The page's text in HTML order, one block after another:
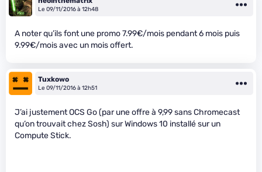
Le 09/11/2016 à 12h48
A noter qu’ils font une promo 7.99€/mois pendant 6 mois puis
9.99€/mois avec un mois offert.
Tuxkowo
Le 09/11/2016 à 12h51
J’ai justement OCS Go (par une offre à 9,99 sans Chromecast
qu’on trouvait chez Sosh) sur Windows 10 installé sur un
Compute Stick.